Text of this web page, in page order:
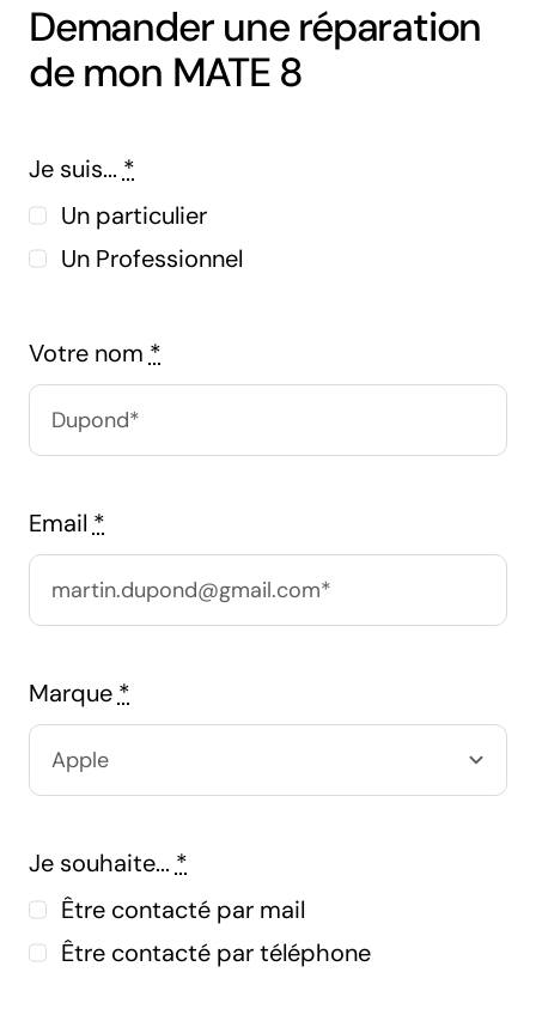
Demander une réparation
de mon MATE 8
Je suis... *
Un particulier
Un Professionnel
Votre nom *
Email *
Marque *
Je souhaite... *
Être contacté par mail
Être contacté par téléphone